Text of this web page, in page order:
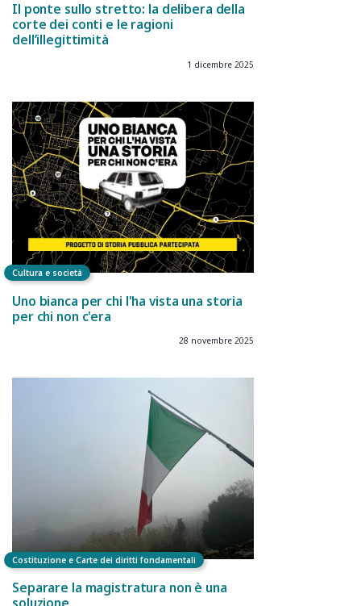
Il ponte sullo stretto: la delibera della
corte dei conti e le ragioni
dell’illegittimità
1 dicembre 2025
Cultura e società
Uno bianca per chi l'ha vista una storia
per chi non c'era
28 novembre 2025
Costituzione e Carte dei diritti fondamentali
Separare la magistratura non è una